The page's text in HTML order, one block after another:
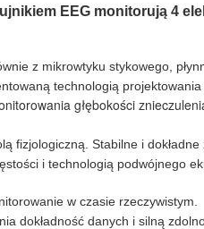
EEG monitorują 4
z mikrowtyku stykowego,
technologią projektowania
głębokości
fizjologiczną. Stabilne i
i technologią podwójnego
w czasie rzeczywistym.
dokładność danych i silną